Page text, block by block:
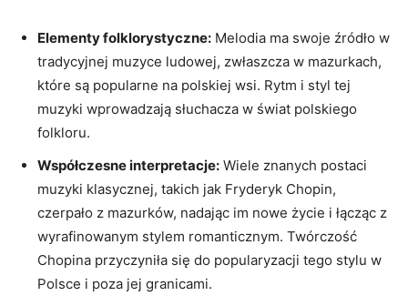
Elementy folklorystyczne: Melodia ma ⁣swoje źródło w
tradycyjnej muzyce ludowej, zwłaszcza w mazurkach,⁢
które są popularne na ‍polskiej wsi. Rytm i styl tej
muzyki wprowadzają słuchacza w⁤ świat polskiego
folkloru.
Współczesne interpretacje: ‌Wiele znanych postaci
muzyki klasycznej, takich jak Fryderyk Chopin,
czerpało z mazurków, nadając im nowe życie i‌ łącząc z
wyrafinowanym stylem romanticznym. ⁤Twórczość
Chopina⁤ przyczyniła się do ⁢popularyzacji tego stylu w
Polsce i poza jej granicami.